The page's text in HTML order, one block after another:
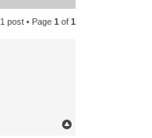
1 post • Page 1 of 1